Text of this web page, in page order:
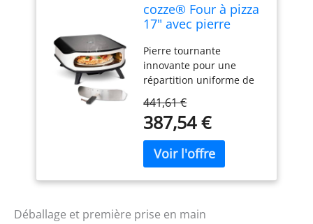
cozze® Four à pizza
17" avec pierre
porte, 6,0 kW/50
mbar, avec
régulateur et tuyau
de 1,1 m, parfait
pour les pizzas
croustillantes
Pierre tournante
innovante pour une
répartition uniforme de
pizza parfaite. Haute
performance avec 6,0 kW
et Gastryk réglable de 50
mbar - Chauffage rapide
et processus de cuisson
efficace. Nombreuses
idéal pour le pain, la
441,61 €
387,54 €
Déballage et première prise en main